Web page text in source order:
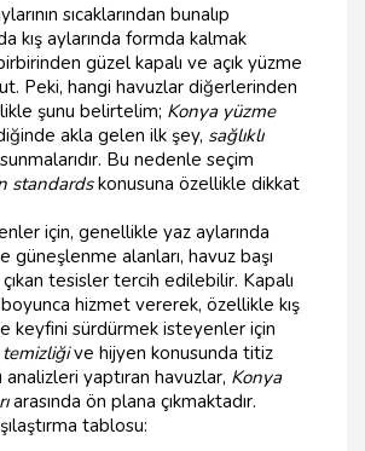
sıcaklarından bunalıp
kış aylarında formda kalmak
güzel kapalı ve açık yüzme
Peki, hangi havuzlar diğerlerinden
şunu belirtelim; Konya yüzme
akla gelen ilk şey, sağlıklı
Bu nedenle seçim
standardskonusuna özellikle dikkat
için, genellikle yaz aylarında
güneşlenme alanları, havuz başı
tesisler tercih edilebilir. Kapalı
hizmet vererek, özellikle kış
keyfini sürdürmek isteyenler için
ve hijyen konusunda titiz
yaptıran havuzlar, Konya
arasında ön plana çıkmaktadır.
tablosu: